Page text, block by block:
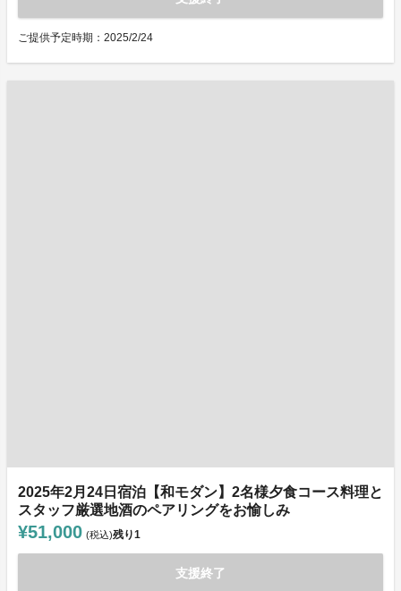
ご提供予定時期：2025/2/24
2025年2月24日宿泊【和モダン】2名様夕食コース料理と
スタッフ厳選地酒のペアリングをお愉しみ
¥51,000 (税込)残り1
支援終了